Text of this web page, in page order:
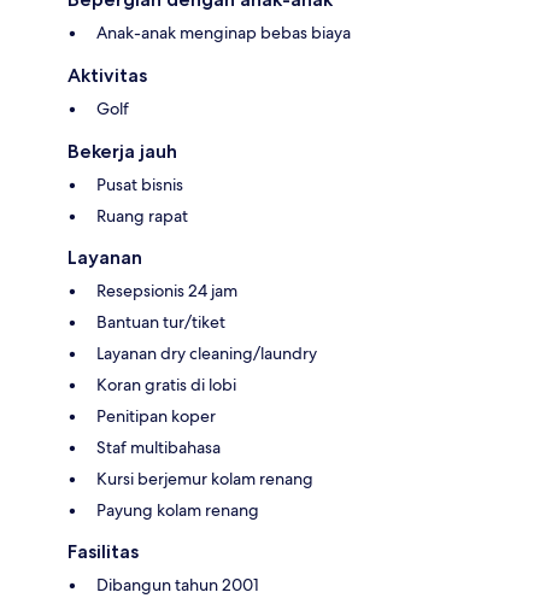
Anak-anak menginap bebas biaya
Aktivitas
Golf
Bekerja jauh
Pusat bisnis
Ruang rapat
Layanan
Resepsionis 24 jam
Bantuan tur/tiket
Layanan dry cleaning/laundry
Koran gratis di lobi
Penitipan koper
Staf multibahasa
Kursi berjemur kolam renang
Payung kolam renang
Fasilitas
Dibangun tahun 2001